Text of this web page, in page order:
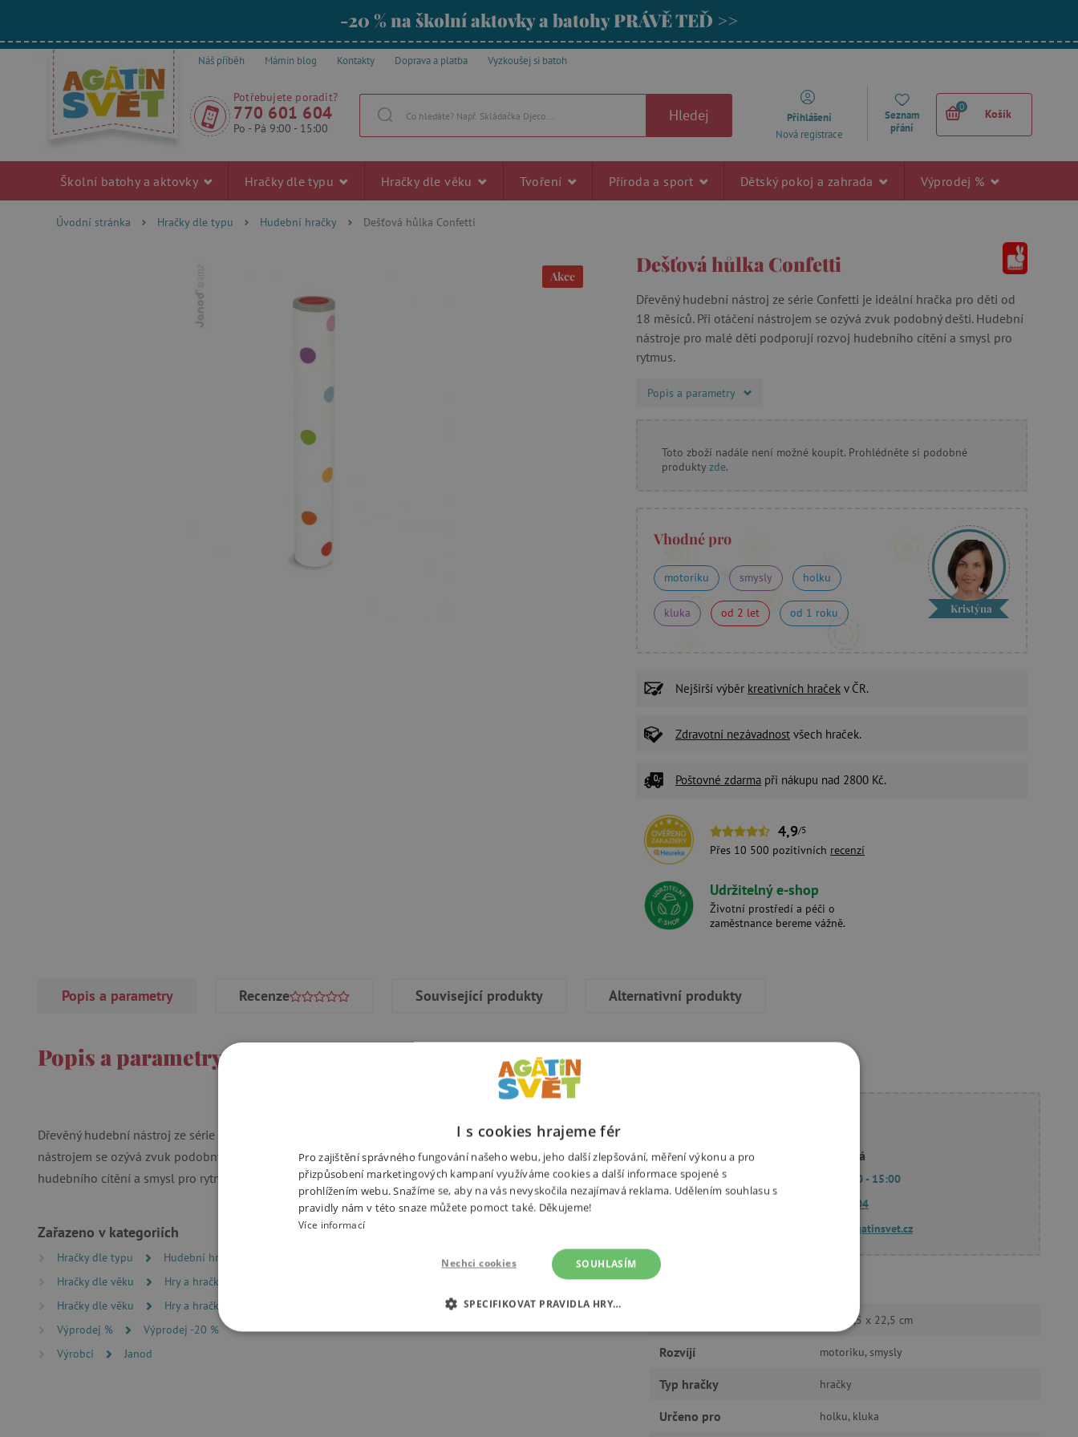
-20 % na školní aktovky a batohy PRÁVĚ TEĎ >>
Náš příběh Mámin blog Kontakty Doprava a platba Vyzkoušej si batoh
Potřebujete poradit?
770 601 604
Po - Pá 9:00 - 15:00
Hledej
Přihlášení
Nová registrace
Seznam
přání
0
Košík
Školní batohy a aktovky Hračky dle typu Hračky dle věku Tvoření Příroda a sport Dětský pokoj a zahrada Výprodej %
Úvodní stránka Hračky dle typu Hudební hračky Dešťová hůlka Confetti
Akce Dešťová hůlka Confetti
Dřevěný hudební nástroj ze série Confetti je ideální hračka pro děti od
18 měsíců. Při otáčení nástrojem se ozývá zvuk podobný dešti. Hudební
nástroje pro malé děti podporují rozvoj hudebního cítění a smysl pro
rytmus.
Popis a parametry
Toto zboží nadále není možné koupit. Prohlédněte si podobné
produkty zde.
Vhodné pro
motoriku smysly holku
kluka od 2 let od 1 roku Kristýna
Nejširší výběr kreativních hraček v ČR.
Zdravotní nezávadnost všech hraček.
Poštovné zdarma při nákupu nad 2800 Kč.
4,9/5
Přes 10 500 pozitivních recenzí
Udržitelný e-shop
Životní prostředí a péči o
zaměstnance bereme vážně.
Popis a parametry Recenze Související produkty Alternativní produkty
Popis a parametry
Dřevěný hudební nástroj ze série Confetti je ideální hračka pro děti od 18 měsíců. Při otáčení
nástrojem se ozývá zvuk podobný dešti. Hudební nástroje pro malé děti podporují rozvoj
hudebního cítění a smysl pro rytmus. Rozměry hůlky jsou 4,5 x 4,5 x 22,5 cm.
Zařazeno v kategoriích
Hračky dle typu
Hudební hračky
Hračky dle věku
Hry a hračky pro batolata
Hračky dle věku
Hry a hračky pro děti od 2 let
Výprodej %
Výprodej -20 %
Výrobci
Janod
Linda Hodková
Po - Pá 9:00 - 15:00
770 601 604
dotazy@agatinsvet.cz
4,5 x 4,5 x 22,5 cm
Rozvíjí motoriku, smysly
Typ hračky hračky
Určeno pro holku, kluka
I s cookies hrajeme fér
Pro zajištění správného fungování našeho webu, jeho další zlepšování, měření výkonu a pro
přizpůsobení marketingových kampaní využíváme cookies a další informace spojené s
prohlížením webu. Snažíme se, aby na vás nevyskočila nezajímavá reklama. Udělením souhlasu s
pravidly nám v této snaze můžete pomoct také. Děkujeme!
Více informací
SOUHLASÍM
Nechci cookies
SPECIFIKOVAT PRAVIDLA HRY…
NEZBYTNĚ NUTNÉ COOKIES ANALYTICKÉ COOKIES MARKETINGOVÉ COOKIES